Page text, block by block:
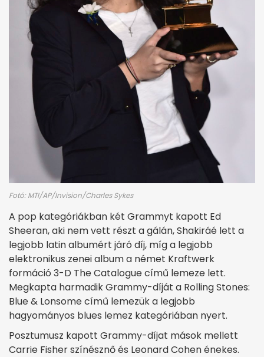
Fotó: MTI/AP/Invision/Charles Sykes
A pop kategóriákban két Grammyt kapott Ed
Sheeran, aki nem vett részt a gálán, Shakiráé lett a
legjobb latin albumért járó díj, míg a legjobb
elektronikus zenei album a német Kraftwerk
formáció 3-D The Catalogue című lemeze lett.
Megkapta harmadik Grammy-díját a Rolling Stones:
Blue & Lonsome című lemezük a legjobb
hagyományos blues lemez kategóriában nyert.
Posztumusz kapott Grammy-díjat mások mellett
Carrie Fisher színésznő és Leonard Cohen énekes.